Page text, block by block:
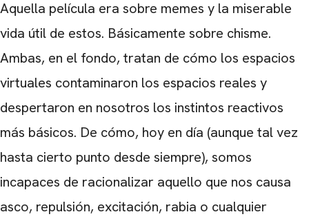
Aquella película era sobre memes y la miserable
vida útil de estos. Básicamente sobre chisme.
Ambas, en el fondo, tratan de cómo los espacios
virtuales contaminaron los espacios reales y
despertaron en nosotros los instintos reactivos
más básicos. De cómo, hoy en día (aunque tal vez
hasta cierto punto desde siempre), somos
incapaces de racionalizar aquello que nos causa
asco, repulsión, excitación, rabia o cualquier